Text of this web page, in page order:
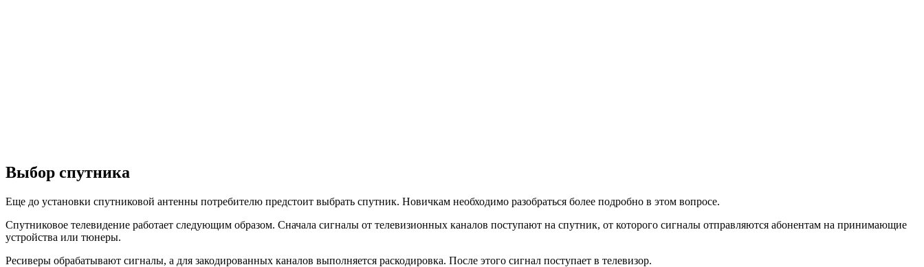
Выбор спутника
Еще до установки спутниковой антенны потребителю предстоит выбрать спутник. Новичкам необходимо разобраться более подробно в этом вопросе.
Спутниковое телевидение работает следующим образом. Сначала сигналы от телевизионных каналов поступают на спутник, от которого сигналы отправляются абонентам на принимающие
устройства или тюнеры.
Ресиверы обрабатывают сигналы, а для закодированных каналов выполняется раскодировка. После этого сигнал поступает в телевизор.